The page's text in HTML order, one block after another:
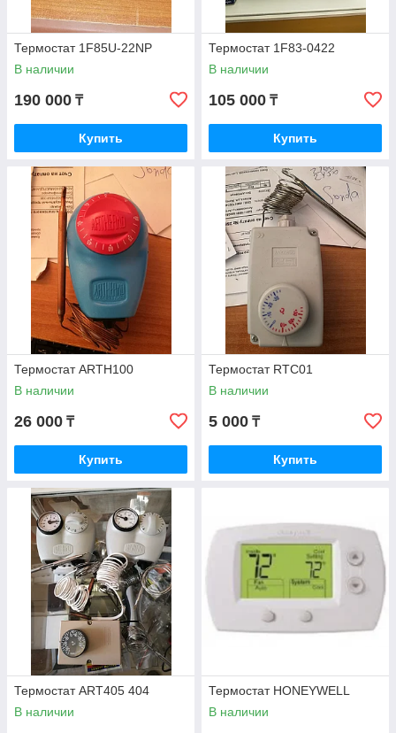
Термостат 1F85U-22NP
В наличии
190 000 ₸
Купить
Термостат 1F83-0422
В наличии
105 000 ₸
Купить
Термостат ARTH100
В наличии
26 000 ₸
Купить
Термостат RTC01
В наличии
5 000 ₸
Купить
Термостат ART405 404
В наличии
Термостат HONEYWELL
В наличии